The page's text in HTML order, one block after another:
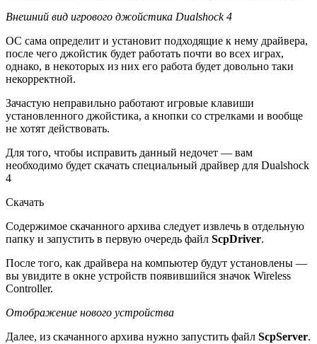
Внешний вид игрового джойстика Dualshock 4
ОС сама определит и установит подходящие к нему драйвера,
после чего джойстик будет работать почти во всех играх,
однако, в некоторых из них его работа будет довольно таки
некорректной.
Зачастую неправильно работают игровые клавиши
установленного джойстика, а кнопки со стрелками и вообще
не хотят действовать.
Для того, чтобы исправить данный недочет — вам
необходимо будет скачать специальный драйвер для Dualshock
4
Скачать
Содержимое скачанного архива следует извлечь в отдельную
папку и запустить в первую очередь файл ScpDriver.
После того, как драйвера на компьютер будут установлены —
вы увидите в окне устройств появившийся значок Wireless
Controller.
Отображение нового устройства
Далее, из скачанного архива нужно запустить файл ScpServer.